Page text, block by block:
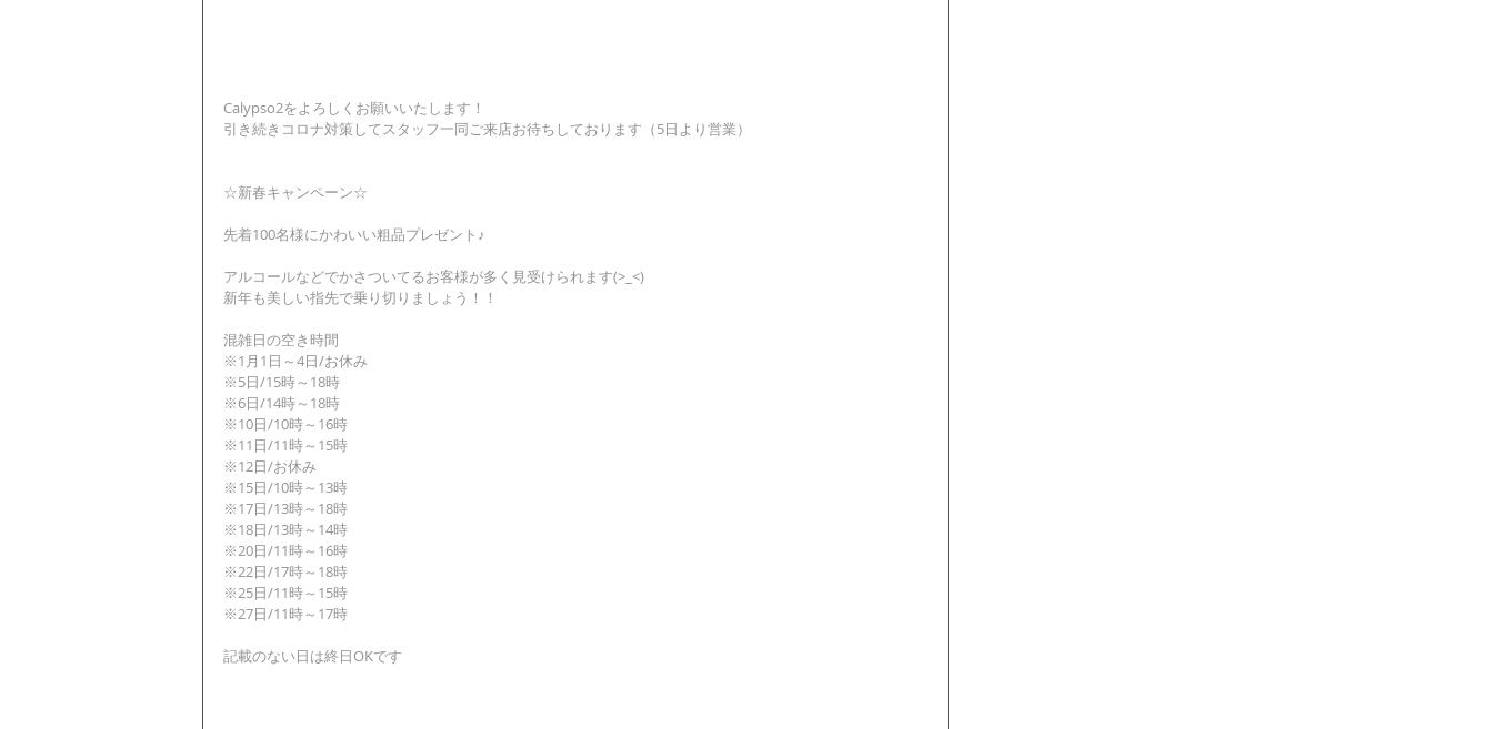
Calypso2をよろしくお願いいたします！
引き続きコロナ対策してスタッフ一同ご来店お待ちしております（5日より営業）
☆新春キャンペーン☆
先着100名様にかわいい粗品プレゼント♪
アルコールなどでかさついてるお客様が多く見受けられます(>_<)
新年も美しい指先で乗り切りましょう！！
混雑日の空き時間
※1月1日～4日/お休み
※5日/15時～18時
※6日/14時～18時
※10日/10時～16時
※11日/11時～15時
※12日/お休み
※15日/10時～13時
※17日/13時～18時
※18日/13時～14時
※20日/11時～16時
※22日/17時～18時
※25日/11時～15時
※27日/11時～17時
記載のない日は終日OKです